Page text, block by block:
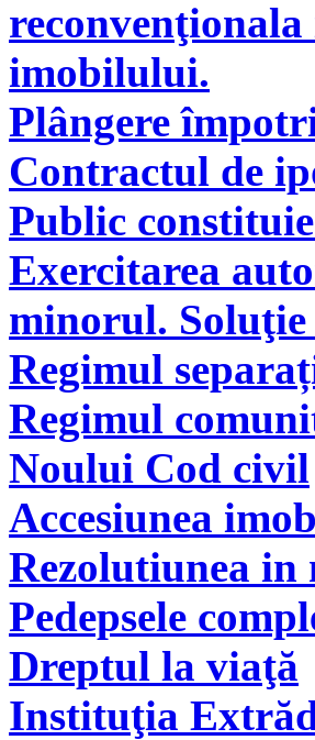
imobilului.
Plângere
Contractul de
Public
Exercitarea
minorul.
Regimul
Regimul
Noului Cod civil
Accesiunea
Rezolutiunea
Pedepsele
Dreptul la viaţă
Instituţia